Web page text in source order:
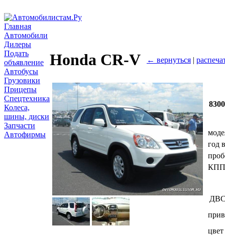
Главная
Автомобили
Дилеры
Подать
объявление
Автобусы
Грузовики
Прицепы
Спецтехника
Колеса,
шины, диски
Запчасти
Автофирмы
Honda CR-V ← вернуться |
год
КПП
цвет